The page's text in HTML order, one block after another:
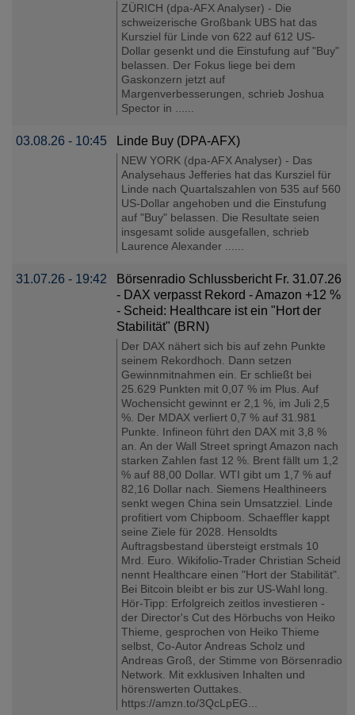
ZÜRICH (dpa-AFX Analyser) - Die
schweizerische Großbank UBS hat das
Kursziel für Linde von 622 auf 612 US-
Dollar gesenkt und die Einstufung auf "Buy"
belassen. Der Fokus liege bei dem
Gaskonzern jetzt auf
Margenverbesserungen, schrieb Joshua
Spector in ......
03.08.26 - 10:45 Linde Buy (DPA-AFX)
NEW YORK (dpa-AFX Analyser) - Das
Analysehaus Jefferies hat das Kursziel für
Linde nach Quartalszahlen von 535 auf 560
US-Dollar angehoben und die Einstufung
auf "Buy" belassen. Die Resultate seien
insgesamt solide ausgefallen, schrieb
Laurence Alexander ......
31.07.26 - 19:42
Börsenradio Schlussbericht Fr. 31.07.26
- DAX verpasst Rekord - Amazon +12 %
- Scheid: Healthcare ist ein "Hort der
Stabilität" (BRN)
Der DAX nähert sich bis auf zehn Punkte
seinem Rekordhoch. Dann setzen
Gewinnmitnahmen ein. Er schließt bei
25.629 Punkten mit 0,07 % im Plus. Auf
Wochensicht gewinnt er 2,1 %, im Juli 2,5
%. Der MDAX verliert 0,7 % auf 31.981
Punkte. Infineon führt den DAX mit 3,8 %
an. An der Wall Street springt Amazon nach
starken Zahlen fast 12 %. Brent fällt um 1,2
% auf 88,00 Dollar. WTI gibt um 1,7 % auf
82,16 Dollar nach. Siemens Healthineers
senkt wegen China sein Umsatzziel. Linde
profitiert vom Chipboom. Schaeffler kappt
seine Ziele für 2028. Hensoldts
Auftragsbestand übersteigt erstmals 10
Mrd. Euro. Wikifolio-Trader Christian Scheid
nennt Healthcare einen "Hort der Stabilität".
Bei Bitcoin bleibt er bis zur US-Wahl long.
Hör-Tipp: Erfolgreich zeitlos investieren -
der Director's Cut des Hörbuchs von Heiko
Thieme, gesprochen von Heiko Thieme
selbst, Co-Autor Andreas Scholz und
Andreas Groß, der Stimme von Börsenradio
Network. Mit exklusiven Inhalten und
hörenswerten Outtakes.
https://amzn.to/3QcLpEG...